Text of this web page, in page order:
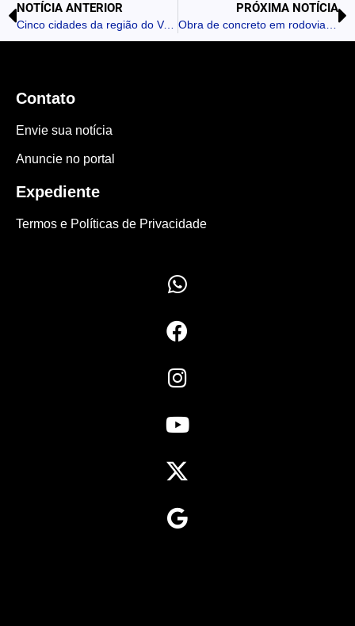
NOTÍCIA ANTERIOR
Cinco cidades da região do Vale do Ivaí ultrapassam 50% de vacinação contra a gripe
PRÓXIMA NOTÍCIA
Contato
Envie sua notícia
Anuncie no portal
Expediente
Termos e Políticas de Privacidade